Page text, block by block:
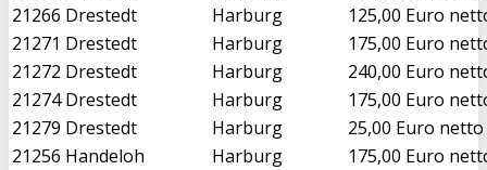
21266 Drestedt Harburg
125,00 Euro
21271 Drestedt Harburg
175,00 Euro
21272 Drestedt Harburg
240,00 Euro
21274 Drestedt Harburg
175,00 Euro
21279 Drestedt Harburg
25,00 Euro netto
21256 Handeloh Harburg
175,00 Euro